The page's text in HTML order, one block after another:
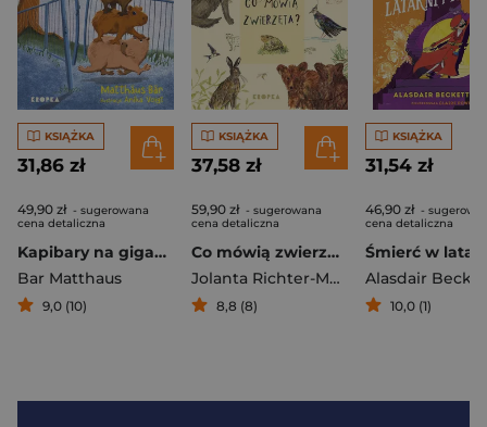
KSIĄŻKA
31,86 zł
49,90 zł - sugerowana
cena detaliczna
Kapibary na gigancie
Bar Matthaus
9,0 (10)
KSIĄŻKA
37,58 zł
59,90 zł - sugerowana
cena detaliczna
Co mówią zwierzęta?
Jolanta Richter-Magnuszewska
8,8 (8)
KSIĄŻKA
31,54 zł
46,90 zł -
cena detaliczna
10,0 (1)